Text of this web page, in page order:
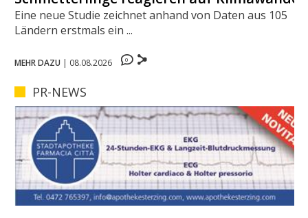
Eine neue Studie zeichnet anhand von Daten aus 105
Ländern erstmals ein ...
MEHR DAZU | 08.08.2026 0
PR-NEWS